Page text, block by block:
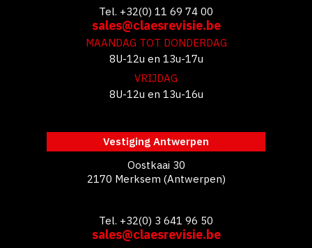
Tel. +32(0) 11 69 74 00
sales@claesrevisie.be
MAANDAG TOT DONDERDAG
8U-12u en 13u-17u
VRIJDAG
8U-12u en 13u-16u
Vestiging Antwerpen
Oostkaai 30
2170 Merksem (Antwerpen)
Tel. +32(0) 3 641 96 50
sales@claesrevisie.be